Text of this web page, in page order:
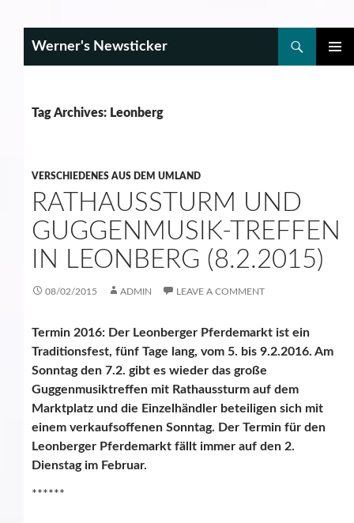
Werner's Newsticker
Tag Archives: Leonberg
VERSCHIEDENES AUS DEM UMLAND
RATHAUSSTURM UND
GUGGENMUSIK-TREFFEN
IN LEONBERG (8.2.2015)
08/02/2015 ADMIN LEAVE A COMMENT
Termin 2016: Der Leonberger Pferdemarkt ist ein
Traditionsfest, fünf Tage lang, vom 5. bis 9.2.2016. Am
Sonntag den 7.2. gibt es wieder das große
Guggenmusiktreffen mit Rathaussturm auf dem
Marktplatz und die Einzelhändler beteiligen sich mit
einem verkaufsoffenen Sonntag. Der Termin für den
Leonberger Pferdemarkt fällt immer auf den 2.
Dienstag im Februar.
******